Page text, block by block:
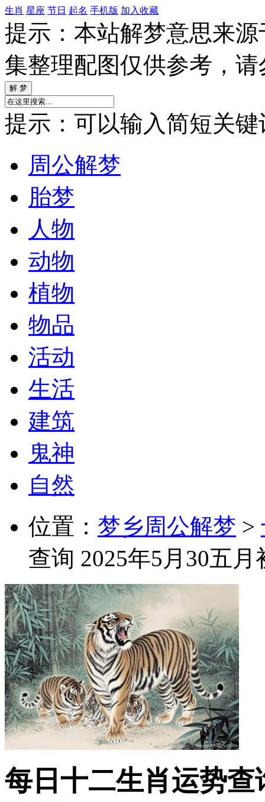
生肖 星座 节日 起名 手机版 加入收藏
提示：本站解梦意思来
集整理配图仅供参考，
提示：可以输入简短关键
周公解梦
胎梦
人物
动物
植物
物品
活动
生活
建筑
鬼神
自然
位置： 梦乡周公解梦 >
查询 2025年5月30五月
每日十二生肖运势查